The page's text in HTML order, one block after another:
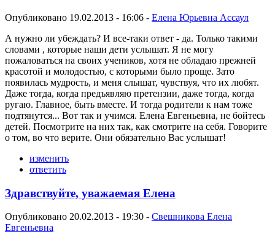
Опубликовано 19.02.2013 - 16:06 - Елена Юрьевна Ассаул
А нужно ли убеждать? И все-таки ответ - да. Только такими
словами , которые наши дети услышат. Я не могу
пожаловаться на своих учеников, хотя не обладаю прежней
красотой и молодостью, с которыми было проще. Зато
появилась мудрость, и меня слышат, чувствуя, что их любят.
Даже тогда, когда предъявляю претензии, даже тогда, когда
ругаю. Главное, быть вместе. И тогда родители к нам тоже
подтянутся... Вот так и учимся. Елена Евгеньевна, не бойтесь
детей. Посмотрите на них так, как смотрите на себя. Говорите
о том, во что верите. Они обязательно Вас услышат!
изменить
ответить
Здравствуйте, уважаемая Елена
Опубликовано 20.02.2013 - 19:30 - Свешникова Елена
Евгеньевна